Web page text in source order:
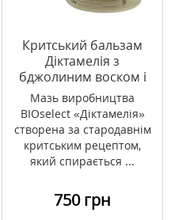
Критський бальзам
Діктамелія з
бджолиним воском і
вітаміном Е Bioselect
15мл
Мазь виробництва
BIOselect «Діктамелія»
створена за стародавнім
критським рецептом,
який спирається ...
750 грн